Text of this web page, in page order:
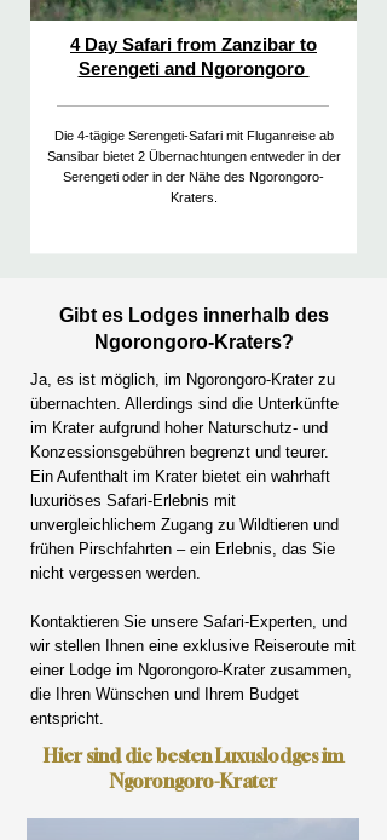
4 Day Safari from Zanzibar to
Serengeti and Ngorongoro
Die 4-tägige Serengeti-Safari mit Fluganreise ab
Sansibar bietet 2 Übernachtungen entweder in der
Serengeti oder in der Nähe des Ngorongoro-
Kraters.
Gibt es Lodges innerhalb des
Ngorongoro-Kraters?
Ja, es ist möglich, im Ngorongoro-Krater zu
übernachten. Allerdings sind die Unterkünfte
im Krater aufgrund hoher Naturschutz- und
Konzessionsgebühren begrenzt und teurer.
Ein Aufenthalt im Krater bietet ein wahrhaft
luxuriöses Safari-Erlebnis mit
unvergleichlichem Zugang zu Wildtieren und
frühen Pirschfahrten – ein Erlebnis, das Sie
nicht vergessen werden.
Kontaktieren Sie unsere Safari-Experten, und
wir stellen Ihnen eine exklusive Reiseroute mit
einer Lodge im Ngorongoro-Krater zusammen,
die Ihren Wünschen und Ihrem Budget
entspricht.
Hier sind die besten Luxuslodges im
Ngorongoro-Krater